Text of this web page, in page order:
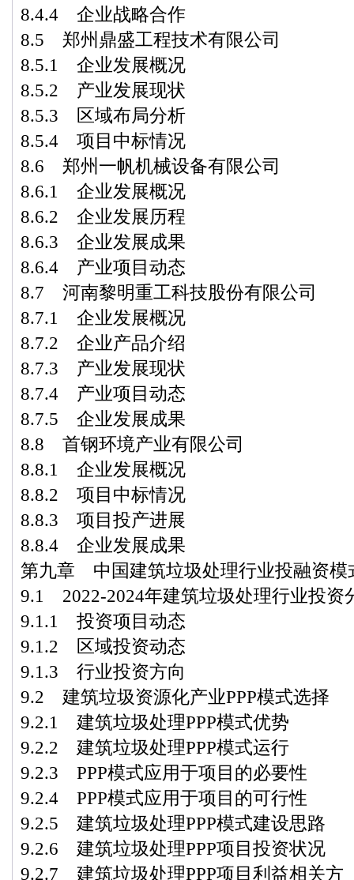
8.4.4 企业战略合作
8.5 郑州鼎盛工程技术有限公司
8.5.1 企业发展概况
8.5.2 产业发展现状
8.5.3 区域布局分析
8.5.4 项目中标情况
8.6 郑州一帆机械设备有限公司
8.6.1 企业发展概况
8.6.2 企业发展历程
8.6.3 企业发展成果
8.6.4 产业项目动态
8.7 河南黎明重工科技股份有限公司
8.7.1 企业发展概况
8.7.2 企业产品介绍
8.7.3 产业发展现状
8.7.4 产业项目动态
8.7.5 企业发展成果
8.8 首钢环境产业有限公司
8.8.1 企业发展概况
8.8.2 项目中标情况
8.8.3 项目投产进展
8.8.4 企业发展成果
第九章 中国建筑垃圾处理行业投融资模
9.1 2022-2024年建筑垃圾处理行业投资
9.1.1 投资项目动态
9.1.2 区域投资动态
9.1.3 行业投资方向
9.2 建筑垃圾资源化产业PPP模式选择
9.2.1 建筑垃圾处理PPP模式优势
9.2.2 建筑垃圾处理PPP模式运行
9.2.3 PPP模式应用于项目的必要性
9.2.4 PPP模式应用于项目的可行性
9.2.5 建筑垃圾处理PPP模式建设思路
9.2.6 建筑垃圾处理PPP项目投资状况
9.2.7 建筑垃圾处理PPP项目利益相关方